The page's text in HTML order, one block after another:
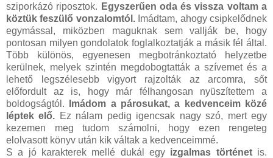
sziporkázó riposztok. Egyszerűen oda és vissza voltam a
köztük feszülő vonzalomtól. Imádtam, ahogy csipkelődnek
egymással, miközben maguknak sem vallják be, hogy
pontosan milyen gondolatok foglalkoztatják a másik fél által.
Több különös, egyenesen megbotránkoztató helyzetbe
kerülnek, melyek szintén megdobogtatták a szívemet és a
lehető legszélesebb vigyort rajzolták az arcomra, sőt
előfordult az is, hogy már félhangosan nyüszítettem a
boldogságtól.
Imádom a párosukat, a kedvenceim közé
léptek elő. Ez nálam pedig igencsak nagy szó, mert egy
kezemen meg tudom számolni, hogy ezen rengeteg
elolvasott könyv után kik váltak a kedvenceimmé.
S a jó karakterek mellé dukál egy izgalmas történetis.